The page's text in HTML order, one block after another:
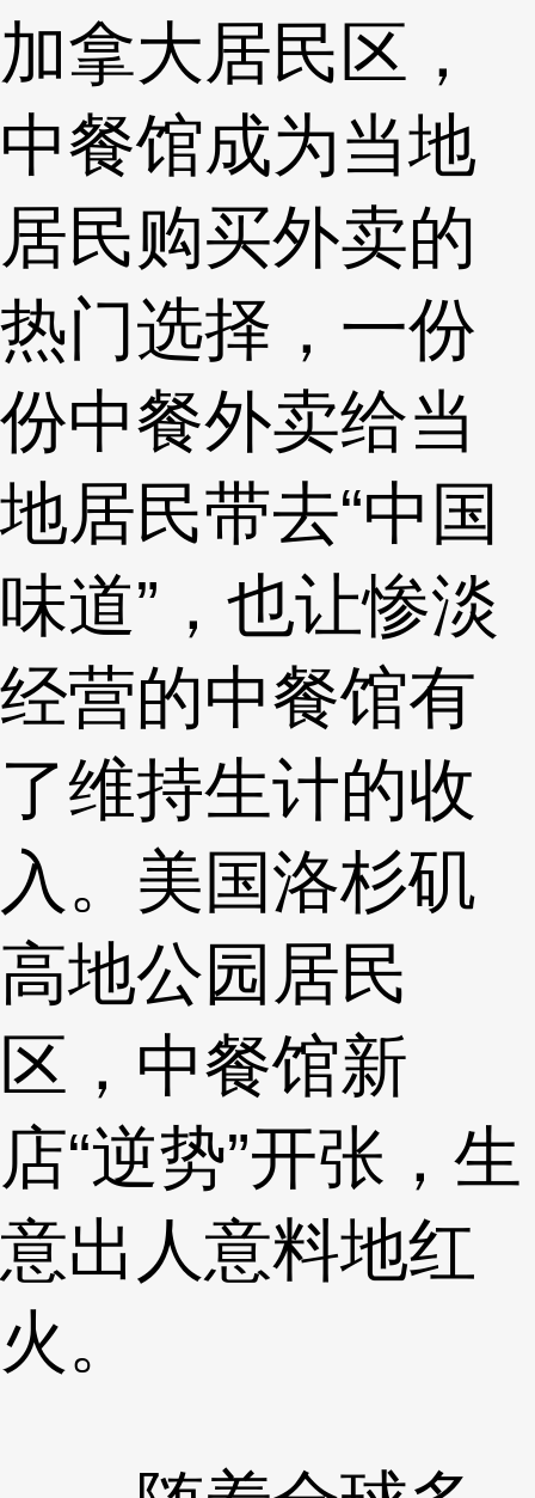
加拿大居民区，
中餐馆成为当地
居民购买外卖的
热门选择，一份
份中餐外卖给当
地居民带去“中国
味道”，也让惨淡
经营的中餐馆有
了维持生计的收
入。美国洛杉矶
高地公园居民
区，中餐馆新
店“逆势”开张，生
意出人意料地红
火。